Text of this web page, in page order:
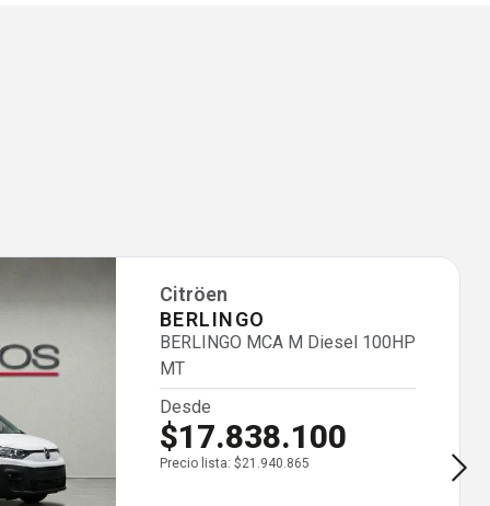
Citröen
BERLINGO
BERLINGO MCA M Diesel 100HP
MT
Desde
$17.838.100
Precio lista: $21.940.865